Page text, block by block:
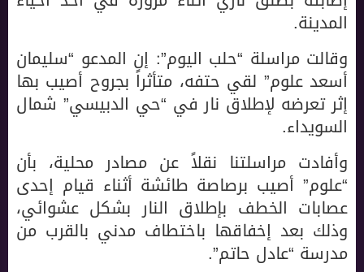
المدينة.
وقالت مراسلة “حلب اليوم”: إن المدعو “سليمان
أسعد علوم” لقي حتفه، متأثراً بجروح أصيب بها
إثر تعرضه لإطلاق نار في “حي الدبيسي” شمال
السويداء.
وأفادت مراسلتنا نقلاً عن مصادر محلية، بأن
“علوم” أصيب برصاصة طائشة أثناء قيام إحدى
عصابات الخطف بإطلاق النار بشكل عشوائي،
وذلك بعد إخفاقها باختطاف مدني بالقرب من
مدرسة “عادل حاتم”.